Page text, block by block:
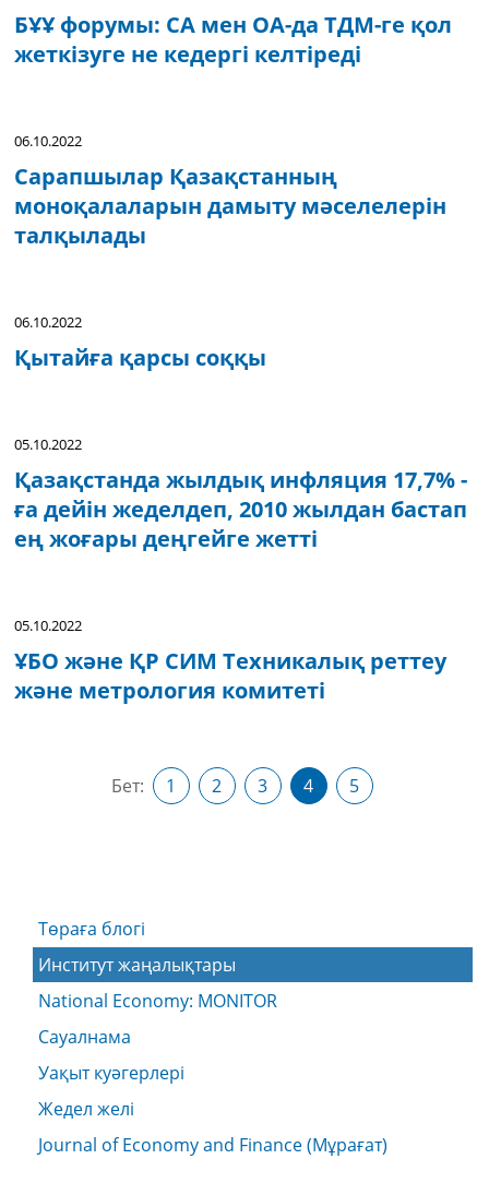
БҰҰ форумы: СА мен ОA-да ТДМ-ге қол
жеткізуге не кедергі келтіреді
06.10.2022
Сарапшылар Қазақстанның
моноқалаларын дамыту мәселелерін
талқылады
06.10.2022
Қытайға қарсы соққы
05.10.2022
Қазақстанда жылдық инфляция 17,7% -
ға дейін жеделдеп, 2010 жылдан бастап
ең жоғары деңгейге жетті
05.10.2022
ҰБО және ҚР СИМ Техникалық реттеу
және метрология комитеті
Бет: 1 2 3 4 5
Төраға блогі
Институт жаңалықтары
National Economy: MONITOR
Сауалнама
Уақыт куәгерлері
Жедел желі
Journal of Economy and Finance (Мұрағат)